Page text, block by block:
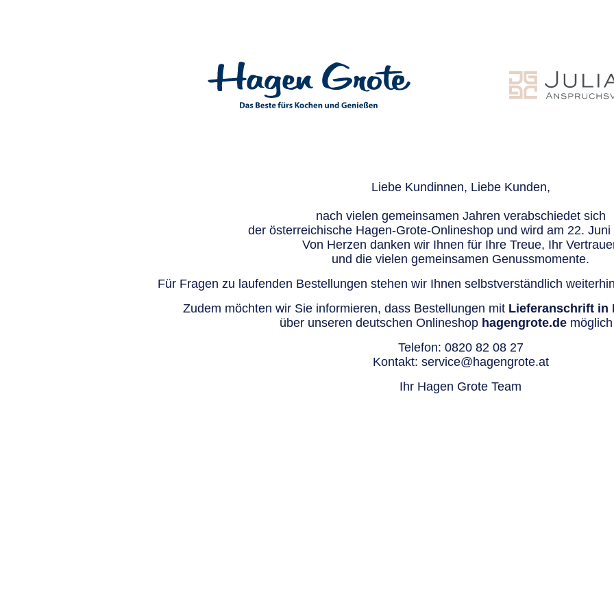
Liebe Kundinnen, Liebe Kunden,
nach vielen gemeinsamen Jahren verabschiedet sich
der österreichische Hagen-Grote-Onlineshop und wird am 22. Juni
Von Herzen danken wir Ihnen für Ihre Treue, Ihr
und die vielen gemeinsamen Genussmomente.
Für Fragen zu laufenden Bestellungen stehen wir Ihnen selbstverständlich
Zudem möchten wir Sie informieren, dass Bestellungen mit Lieferanschrift in
über unseren deutschen Onlineshop hagengrote.demöglich
Telefon: 0820 82 08 27
Kontakt: service@hagengrote.at
Ihr Hagen Grote Team